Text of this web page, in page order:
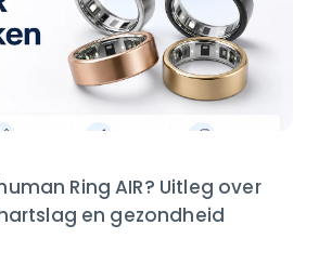
Ring AIR? Uitleg over
en gezondheid